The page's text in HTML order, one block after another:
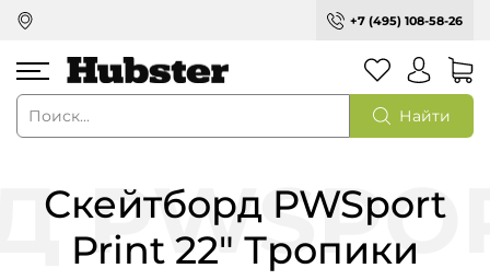
+7 (495) 108-58-26
Найти
Скейтборд PWSport
Print 22" Тропики